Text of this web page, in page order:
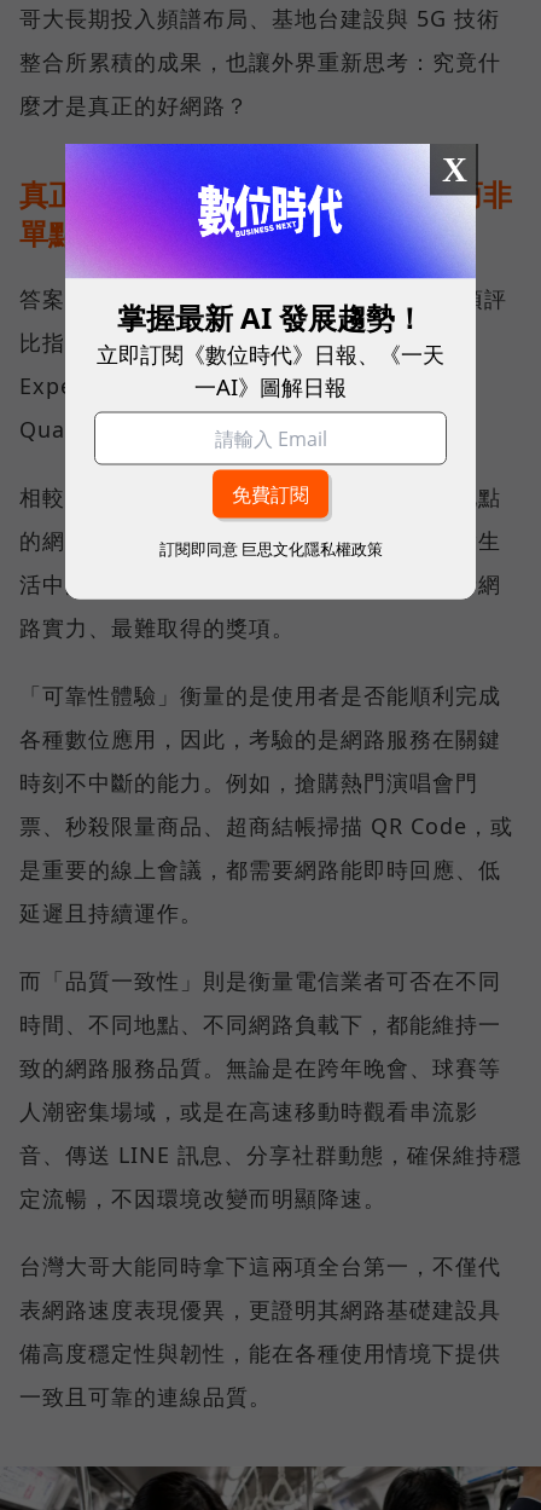
哥大長期投入頻譜布局、基地台建設與 5G 技術
整合所累積的成果，也讓外界重新思考：究竟什
麼才是真正的好網路？
真正的好網路，比的是長期穩定、而非
單點測速
答案，就藏在 Opensignal 最具代表性的兩項評
比指標──可靠性體驗（Reliability
Experience）與品質一致性（Consistent
Quality）。
相較於傳統下載速度只反映單一時間、單一地點
的網路表現，這兩項指標更重視使用者在真實生
活中的整體體驗，因此也是最能反映電信業者網
路實力、最難取得的獎項。
「可靠性體驗」衡量的是使用者是否能順利完成
各種數位應用，因此，考驗的是網路服務在關鍵
時刻不中斷的能力。例如，搶購熱門演唱會門
票、秒殺限量商品、超商結帳掃描 QR Code，或
是重要的線上會議，都需要網路能即時回應、低
延遲且持續運作。
而「品質一致性」則是衡量電信業者可否在不同
時間、不同地點、不同網路負載下，都能維持一
致的網路服務品質。無論是在跨年晚會、球賽等
人潮密集場域，或是在高速移動時觀看串流影
音、傳送 LINE 訊息、分享社群動態，確保維持穩
定流暢，不因環境改變而明顯降速。
台灣大哥大能同時拿下這兩項全台第一，不僅代
表網路速度表現優異，更證明其網路基礎建設具
備高度穩定性與韌性，能在各種使用情境下提供
一致且可靠的連線品質。
X
掌握最新 AI 發展趨勢！
立即訂閱《數位時代》日報、《一天
一AI》圖解日報
訂閱即同意 巨思文化隱私權政策